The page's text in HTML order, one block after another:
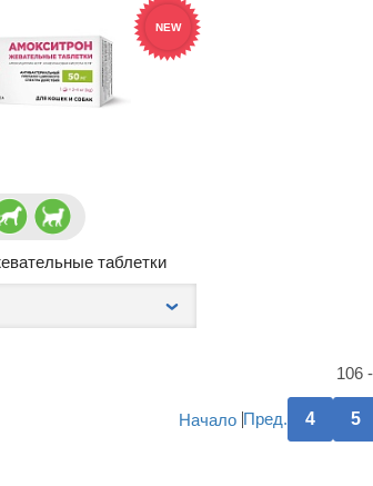
NEW
таблетки
106
Начало Пред. 4 5